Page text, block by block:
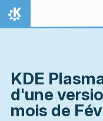
Aller directement au
Accueil
KDE
d'une
mois de